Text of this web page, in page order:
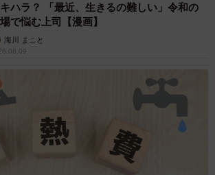
ハラ？ 「最近、生きるの難しい」令和の
で悩む上司【漫画】
海川 まこと